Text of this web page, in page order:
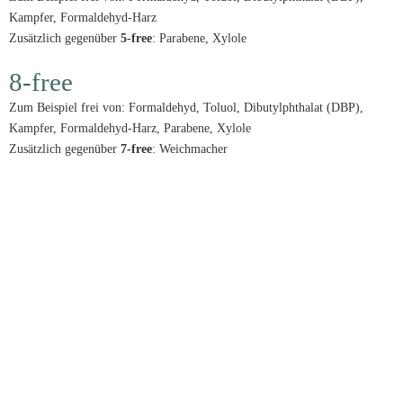
Kampfer, Formaldehyd-Harz
Zusätzlich gegenüber 5-free: Parabene, Xylole
8-free
Zum Beispiel frei von: Formaldehyd, Toluol, Dibutylphthalat (DBP),
Kampfer, Formaldehyd-Harz, Parabene, Xylole
Zusätzlich gegenüber 7-free: Weichmacher